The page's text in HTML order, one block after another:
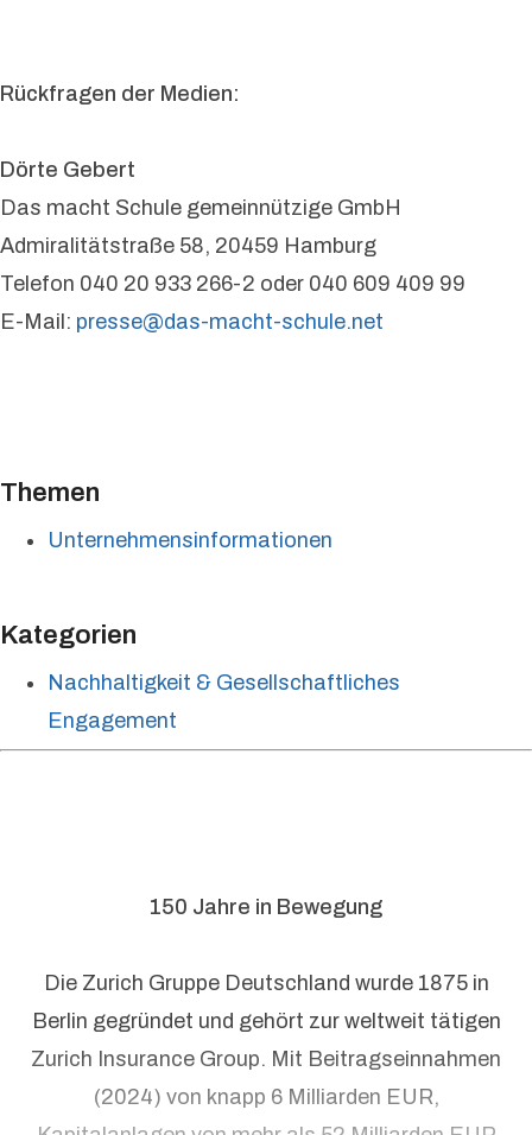
Rückfragen der Medien:
Dörte Gebert
Das macht Schule gemeinnützige GmbH
Admiralitätstraße 58, 20459 Hamburg
Telefon 040 20 933 266-2 oder 040 609 409 99
E-Mail: presse@das-macht-schule.net
Themen
Unternehmensinformationen
Kategorien
Nachhaltigkeit & Gesellschaftliches
Engagement
150 Jahre in Bewegung
Die Zurich Gruppe Deutschland wurde 1875 in
Berlin gegründet und gehört zur weltweit tätigen
Zurich Insurance Group. Mit Beitragseinnahmen
(2024) von knapp 6 Milliarden EUR,